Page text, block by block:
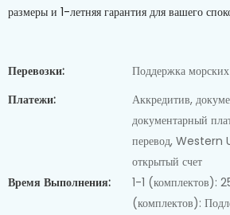
размеры и 1-летняя гарантия для вашего
Перевозки:
Поддержка морских
Платежи:
Аккредитив,
документарный
перевод,
открытый счет
Время Выполнения:
1-1 (комплектов):
(комплектов):